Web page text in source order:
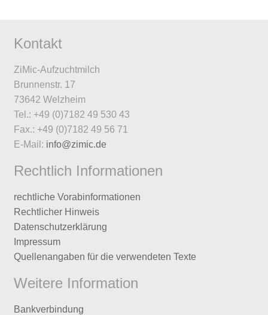
Kontakt
ZiMic-Aufzuchtmilch
Brunnenstr. 17
73642 Welzheim
Tel.: +49 (0)7182 49 530 43
Fax.: +49 (0)7182 49 56 71
E-Mail: info@zimic.de
Rechtlich Informationen
rechtliche Vorabinformationen
Rechtlicher Hinweis
Datenschutzerklärung
Impressum
Quellenangaben für die verwendeten Texte
Weitere Information
Bankverbindung